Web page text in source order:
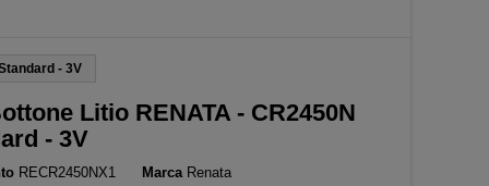
- 3V
Litio RENATA - CR2450N
- 3V
RECR2450NX1 Marca Renata